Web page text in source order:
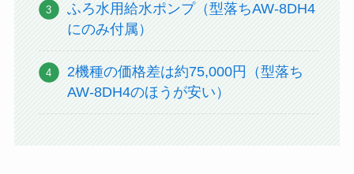
ふろ水用給水ポンプ（型落ちAW-8DH4
にのみ付属）
2機種の価格差は約75,000円（型落ち
AW-8DH4のほうが安い）